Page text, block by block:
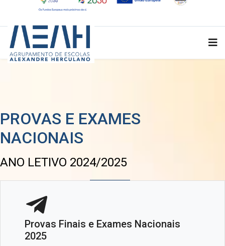
PROVAS E EXAMES
NACIONAIS
ANO LETIVO 2024/2025
Provas Finais e Exames Nacionais
2025